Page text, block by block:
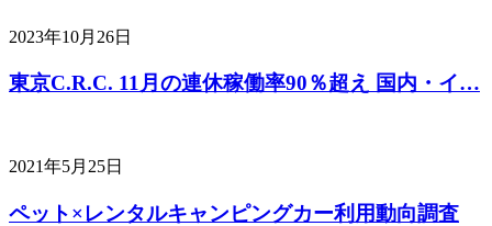
2023年10月26日
東京C.R.C. 11月の連休稼働率90％超え 国内・イ…
2021年5月25日
ペット×レンタルキャンピングカー利用動向調査